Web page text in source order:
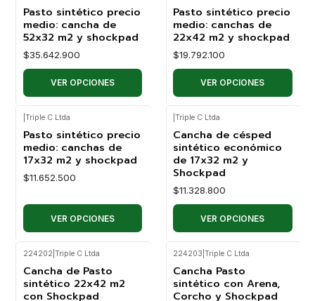
Pasto sintético precio
medio: cancha de
52x32 m2 y shockpad
$35.642.900
VER OPCIONES
Pasto sintético precio
medio: canchas de
22x42 m2 y shockpad
$19.792.100
VER OPCIONES
Triple C Ltda
Pasto sintético precio
medio: canchas de
17x32 m2 y shockpad
$11.652.500
VER OPCIONES
Triple C Ltda
Cancha de césped
sintético económico
de 17x32 m2 y
Shockpad
$11.328.800
VER OPCIONES
224202 Triple C Ltda
Cancha de Pasto
sintético 22x42 m2
con Shockpad
224203 Triple C Ltda
Cancha Pasto
sintético con Arena,
Corcho y Shockpad